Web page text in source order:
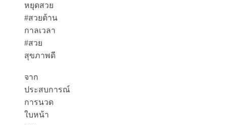
หยุดสวย
#สวยต้าน
กาลเวลา
#สวย
สุขภาพดี
จาก
ประสบการณ์
การนวด
ใบหน้า